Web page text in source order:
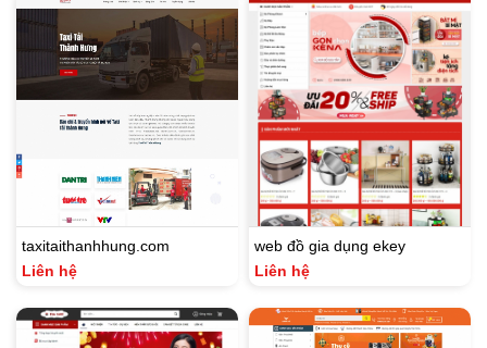
taxitaithanhhung.com
Liên hệ
web đồ gia dụng ekey
Liên hệ